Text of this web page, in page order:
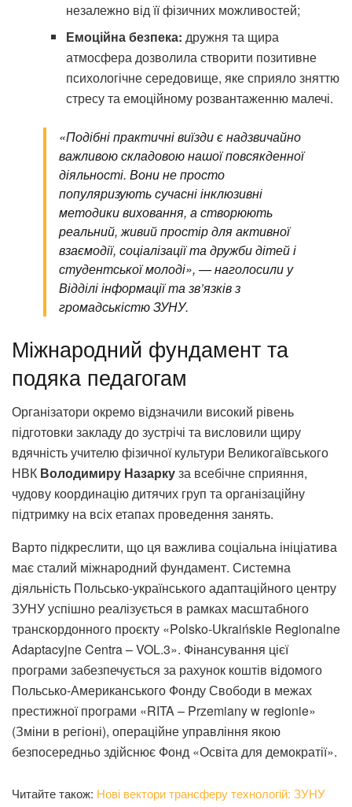
незалежно від її фізичних можливостей;
Емоційна безпека: дружня та щира
атмосфера дозволила створити позитивне
психологічне середовище, яке сприяло зняттю
стресу та емоційному розвантаженню малечі.
«Подібні практичні виїзди є надзвичайно
важливою складовою нашої повсякденної
діяльності. Вони не просто
популяризують сучасні інклюзивні
методики виховання, а створюють
реальний, живий простір для активної
взаємодії, соціалізації та дружби дітей і
студентської молоді», — наголосили у
Відділі інформації та зв’язків з
громадськістю ЗУНУ.
Міжнародний фундамент та
подяка педагогам
Організатори окремо відзначили високий рівень
підготовки закладу до зустрічі та висловили щиру
вдячність учителю фізичної культури Великогаївського
НВК Володимиру Назаркуза всебічне сприяння,
чудову координацію дитячих груп та організаційну
підтримку на всіх етапах проведення занять.
Варто підкреслити, що ця важлива соціальна ініціатива
має сталий міжнародний фундамент. Системна
діяльність Польсько-українського адаптаційного центру
ЗУНУ успішно реалізується в рамках масштабного
транскордонного проєкту «Polsko-Ukraińskie Regionalne
Adaptacyjne Centra – VOL.3». Фінансування цієї
програми забезпечується за рахунок коштів відомого
Польсько-Американського Фонду Свободи в межах
престижної програми «RITA – Przemiany w regionie»
(Зміни в регіоні), операційне управління якою
безпосередньо здійснює Фонд «Освіта для демократії».
Читайте також: Нові вектори трансферу технологій: ЗУНУ